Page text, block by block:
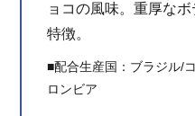
足感の高い重厚なボデ
■配合生産国：グァテマラ/
ブラジル
味。甘味とバランス
■配合生産国：エチオピア/
ブラジル
芳醇な風味。
■配合生産国：インドネシ
ア/コロンビア
を思わせる滑らかな
■配合生産国：コロンビア/
ブラジル
ョコの風味。重厚な
特徴。
■配合生産国：ブラジル/コ
ロンビア